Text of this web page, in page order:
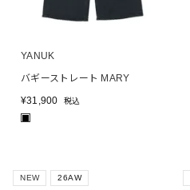
YANUK
バギーストレート MARY
¥31,900 税込
NEW 26AW